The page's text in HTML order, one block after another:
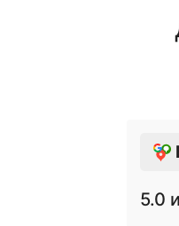
5.0